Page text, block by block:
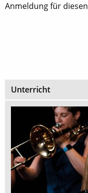
Unterricht
Anmeldung für